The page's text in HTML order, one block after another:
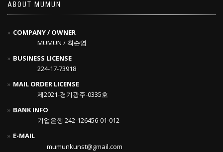
ABOUT MUMUN
COMPANY / OWNER
MUMUN / 최순엽
BUSINESS LICENSE
224-17-73918
MAIL ORDER LICENSE
제2021-경기광주-0335호
BANK INFO
기업은행 242-126456-01-012
E-MAIL
mumunkunst@gmail.com